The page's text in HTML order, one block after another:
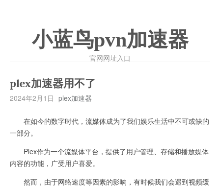
小蓝鸟pvn加速器
官网网址入口
plex加速器用不了
2024年2月1日 plex加速器
在如今的数字时代，流媒体成为了我们娱乐生活中不可或缺的
一部分。
Plex作为一个流媒体平台，提供了用户管理、存储和播放媒体
内容的功能，广受用户喜爱。
然而，由于网络速度等因素的影响，有时候我们会遇到视频缓